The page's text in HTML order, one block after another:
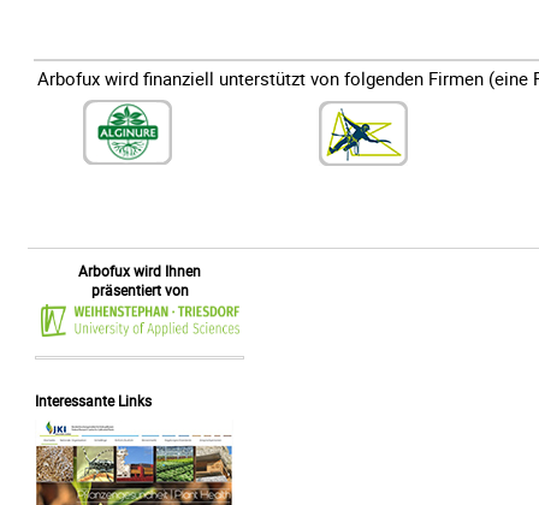
Arbofux wird finanziell unterstützt von folgenden Firmen
Arbofux wird Ihnen
präsentiert von
Interessante Links